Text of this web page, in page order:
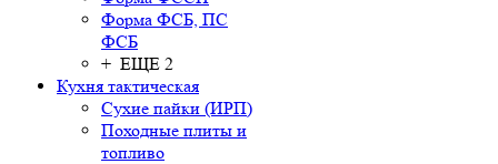
Форма ФСБ, ПС
ФСБ
+ ЕЩЕ 2
Кухня тактическая
Сухие пайки (ИРП)
Походные плиты и
топливо